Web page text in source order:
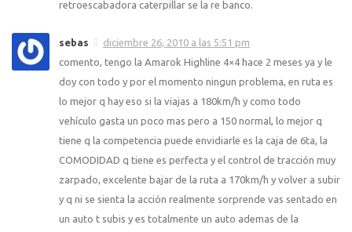
retroescabadora caterpillar se la re banco.
sebas
diciembre 26, 2010 a las 5:51 pm
comento, tengo la Amarok Highline 4×4 hace 2 meses ya y le
doy con todo y por el momento ningun problema, en ruta es
lo mejor q hay eso si la viajas a 180km/h y como todo
vehículo gasta un poco mas pero a 150 normal, lo mejor q
tiene q la competencia puede envidiarle es la caja de 6ta, la
COMODIDAD q tiene es perfecta y el control de tracción muy
zarpado, excelente bajar de la ruta a 170km/h y volver a subir
y q ni se sienta la acción realmente sorprende vas sentado en
un auto t subis y es totalmente un auto ademas de la